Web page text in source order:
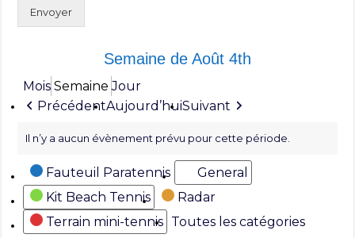
Envoyer
Semaine de Août 4th
Mois Semaine Jour
PrécédentAujourd’huiSuivant
Il n’y a aucun évènement prévu pour cette période.
Catégories
Fauteuil Paratennis
General
Kit Beach Tennis
Radar
Terrain mini-tennis Toutes les catégories